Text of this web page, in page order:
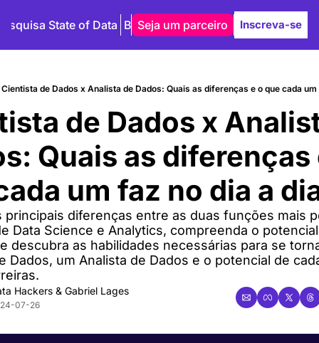
State of Data Blog Autores
Seja um parceiro Inscreva-se
Cientista de Dados x Analista de Dados: Quais as diferenças e o que cada
de Dados x
Quais as diferenças
um faz no dia a
principais diferenças entre as duas funções mais
Data Science e Analytics, compreenda o
descubra as habilidades necessárias para se
Dados, um Analista de Dados e o potencial de
Hackers & Gabriel Lages
07-26